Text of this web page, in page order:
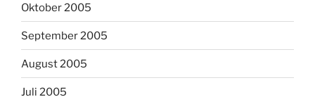
Oktober 2005
September 2005
August 2005
Juli 2005